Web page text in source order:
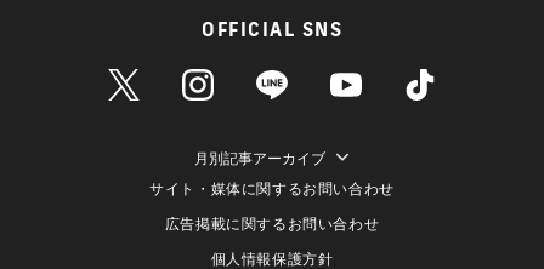
OFFICIAL SNS
月別記事アーカイブ
サイト・媒体に関するお問い合わせ
広告掲載に関するお問い合わせ
個人情報保護方針